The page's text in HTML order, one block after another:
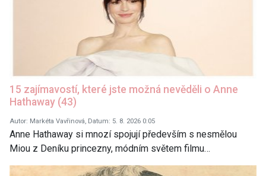
15 zajímavostí, které jste možná nevěděli o Anne
Hathaway (43)
Autor: Markéta Vavřinová, Datum: 5. 8. 2026 0:05
Anne Hathaway si mnozí spojují především s nesmělou
Miou z Deníku princezny, módním světem filmu…